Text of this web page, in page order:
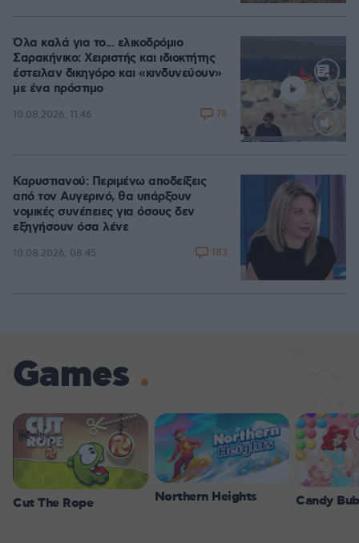
Loaded
Όλα καλά για το... ελικοδρόμιο
Σαρακήνικο: Χειριστής και ιδιοκτήτης
έστειλαν δικηγόρο και «κινδυνεύουν»
με ένα πρόστιμο
10.08.2026, 11:46 78
Καρυστιανού: Περιμένω αποδείξεις
από τον Αυγερινό, θα υπάρξουν
νομικές συνέπειες για όσους δεν
εξηγήσουν όσα λένε
10.08.2026, 08:45 183
Games
Cut The Rope Northern Heights Candy